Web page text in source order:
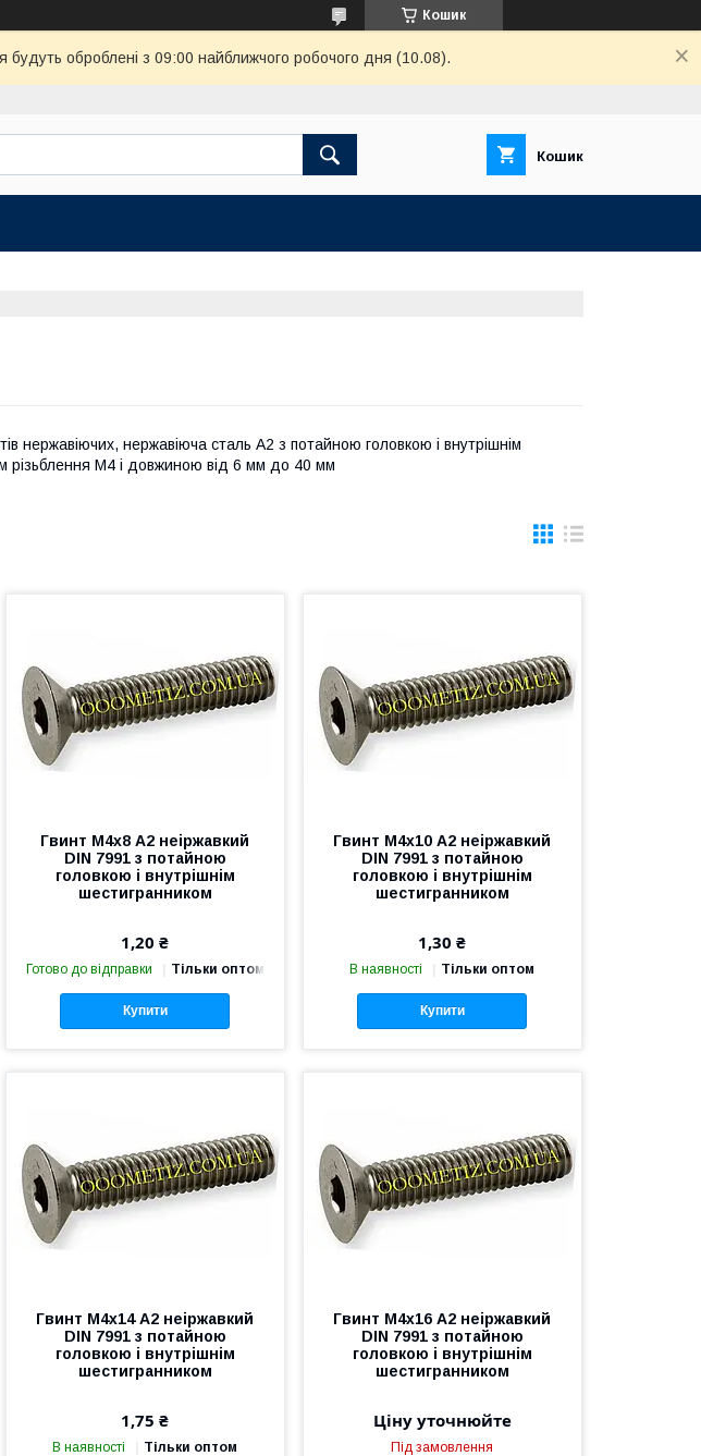
Кошик
будуть оброблені з 09:00 найближчого робочого дня (10.08).
Кошик
нержавіючих, нержавіюча сталь А2 з потайною головкою і внутрішнім
різьблення М4 і довжиною від 6 мм до 40 мм
Гвинт М4х8 А2 неіржавкий
DIN 7991 з потайною
головкою і внутрішнім
шестигранником
1,20 ₴
Готово до відправки Тільки оптом
Купити
Гвинт М4х10 А2 неіржавкий
DIN 7991 з потайною
головкою і внутрішнім
шестигранником
1,30 ₴
В наявності Тільки оптом
Купити
Гвинт М4х14 А2 неіржавкий
DIN 7991 з потайною
головкою і внутрішнім
шестигранником
1,75 ₴
В наявності Тільки оптом
Гвинт М4х16 А2 неіржавкий
DIN 7991 з потайною
головкою і внутрішнім
шестигранником
Ціну уточнюйте
Під замовлення